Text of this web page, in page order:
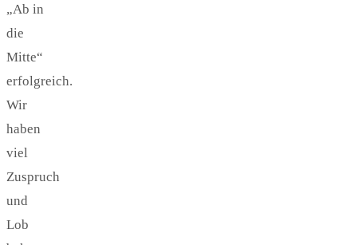
„Ab in
die
Mitte“
erfolgreich.
Wir
haben
viel
Zuspruch
und
Lob